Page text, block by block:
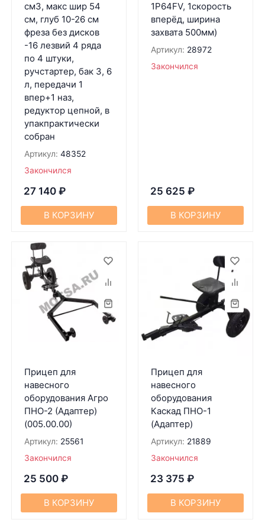
см3, макс шир 54
см, глуб 10-26 см
фреза без дисков
-16 лезвий 4 ряда
по 4 штуки,
ручстартер, бак 3, 6
л, передачи 1
впер+1 наз,
редуктор цепной, в
упакпрактически
собран
Артикул: 48352
Закончился
27 140 ₽
В КОРЗИНУ
1P64FV, 1скорость
вперёд, ширина
захвата 500мм)
Артикул: 28972
Закончился
25 625 ₽
В КОРЗИНУ
Прицеп для
навесного
оборудования Агро
ПНО-2 (Адаптер)
(005.00.00)
Артикул: 25561
Закончился
25 500 ₽
В КОРЗИНУ
Прицеп для
навесного
оборудования
Каскад ПНО-1
(Адаптер)
Артикул: 21889
Закончился
23 375 ₽
В КОРЗИНУ